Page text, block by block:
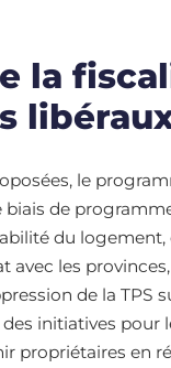
la
le
de
du
les
de la TPS
initiatives pour
propriétaires en